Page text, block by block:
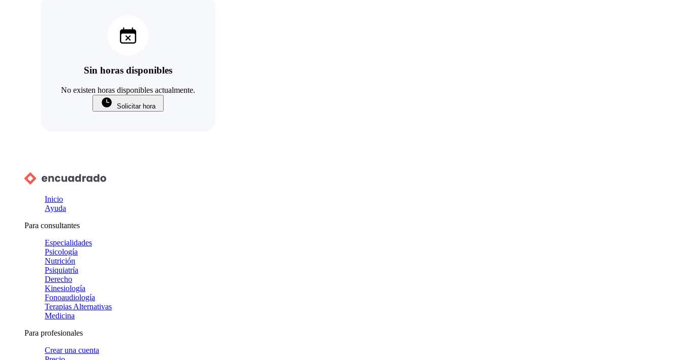
Sin horas disponibles
No existen horas disponibles actualmente.
Solicitar hora
Inicio
Ayuda
Para consultantes
Especialidades
Psicología
Nutrición
Psiquiatría
Derecho
Kinesiología
Fonoaudiología
Terapias Alternativas
Medicina
Para profesionales
Crear una cuenta